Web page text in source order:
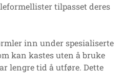
tilpasset deres
inn under spesialiserte
kan kastes uten å bruke
lengre tid å utføre. Dette